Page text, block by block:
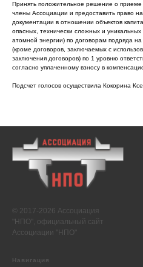
Принять положительное решение о
члены Ассоциации и предоставить право
документации в отношении объектов
опасных, технически сложных и
атомной энергии) по договорам подряда на
(кроме договоров, заключаемых с
заключения договоров) по 1 уровню
согласно уплаченному взносу в
Подсчет голосов осуществила Кокорина
© 2017-2026 Ассоциация
"НПО", официальный сайт
Ассоциации "НПО"
Навигация